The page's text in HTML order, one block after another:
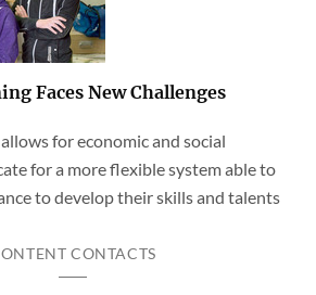
Faces New Challenges
for economic and social
for a more flexible system able to
to develop their skills and talents
CONTACTS